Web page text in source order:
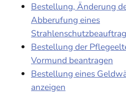
Bestellung, Änderung
Abberufung eines
Bestellung der
Vormund beantragen
Bestellung eines
anzeigen